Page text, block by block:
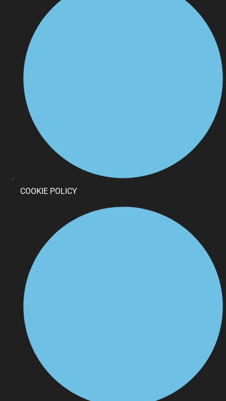
COOKIE POLICY